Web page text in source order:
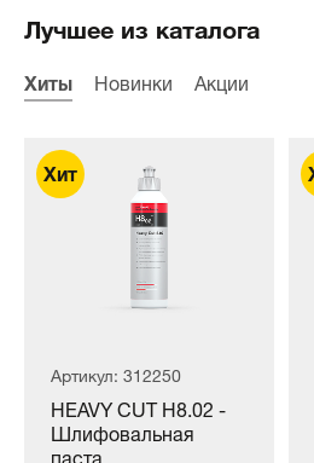
Лучшее из каталога
Хиты Новинки Акции
Артикул: 312250
HEAVY CUT H8.02 -
Шлифовальная
паста